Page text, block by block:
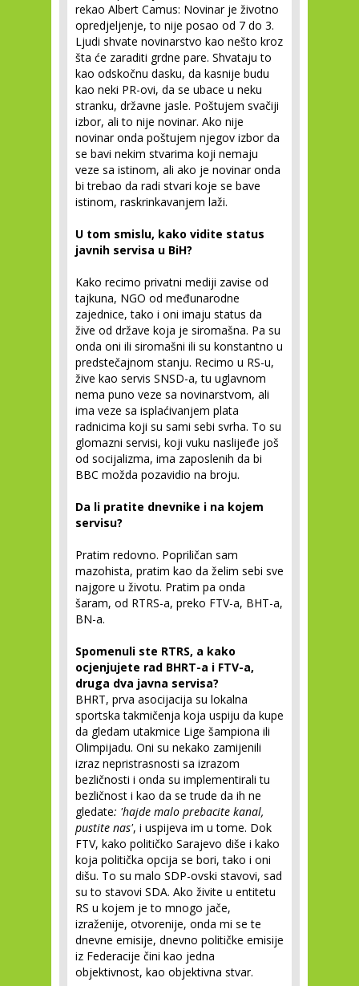
rekao Albert Camus: Novinar je životno
opredjeljenje, to nije posao od 7 do 3.
Ljudi shvate novinarstvo kao nešto kroz
šta će zaraditi grdne pare. Shvataju to
kao odskočnu dasku, da kasnije budu
kao neki PR-ovi, da se ubace u neku
stranku, državne jasle. Poštujem svačiji
izbor, ali to nije novinar. Ako nije
novinar onda poštujem njegov izbor da
se bavi nekim stvarima koji nemaju
veze sa istinom, ali ako je novinar onda
bi trebao da radi stvari koje se bave
istinom, raskrinkavanjem laži.
U tom smislu, kako vidite status
javnih servisa u BiH?
Kako recimo privatni mediji zavise od
tajkuna, NGO od međunarodne
zajednice, tako i oni imaju status da
žive od države koja je siromašna. Pa su
onda oni ili siromašni ili su konstantno u
predstečajnom stanju. Recimo u RS-u,
žive kao servis SNSD-a, tu uglavnom
nema puno veze sa novinarstvom, ali
ima veze sa isplaćivanjem plata
radnicima koji su sami sebi svrha. To su
glomazni servisi, koji vuku naslijeđe još
od socijalizma, ima zaposlenih da bi
BBC možda pozavidio na broju.
Da li pratite dnevnike i na kojem
servisu?
Pratim redovno. Popriličan sam
mazohista, pratim kao da želim sebi sve
najgore u životu. Pratim pa onda
šaram, od RTRS-a, preko FTV-a, BHT-a,
BN-a.
Spomenuli ste RTRS, a kako
ocjenjujete rad BHRT-a i FTV-a,
druga dva javna servisa?
BHRT, prva asocijacija su lokalna
sportska takmičenja koja uspiju da kupe
da gledam utakmice Lige šampiona ili
Olimpijadu. Oni su nekako zamijenili
izraz nepristrasnosti sa izrazom
bezličnosti i onda su implementirali tu
bezličnost i kao da se trude da ih ne
gledate: 'hajde malo prebacite kanal,
pustite nas', i uspijeva im u tome. Dok
FTV, kako političko Sarajevo diše i kako
koja politička opcija se bori, tako i oni
dišu. To su malo SDP-ovski stavovi, sad
su to stavovi SDA. Ako živite u entitetu
RS u kojem je to mnogo jače,
izraženije, otvorenije, onda mi se te
dnevne emisije, dnevno političke emisije
iz Federacije čini kao jedna
objektivnost, kao objektivna stvar.